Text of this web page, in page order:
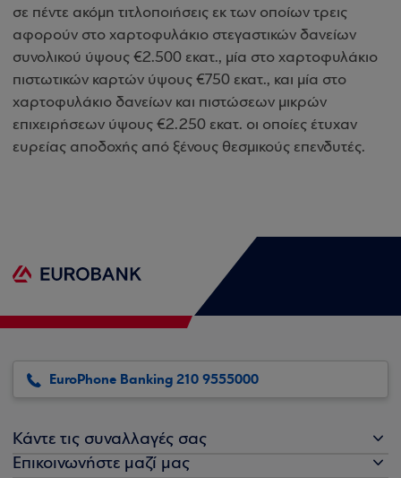
σε πέντε ακόμη τιτλοποιήσεις εκ των οποίων τρεις
αφορούν στο χαρτοφυλάκιο στεγαστικών δανείων
συνολικού ύψους €2.500 εκατ., μία στο χαρτοφυλάκιο
πιστωτικών καρτών ύψους €750 εκατ., και μία στο
χαρτοφυλάκιο δανείων και πιστώσεων μικρών
επιχειρήσεων ύψους €2.250 εκατ. οι οποίες έτυχαν
ευρείας αποδοχής από ξένους θεσμικούς επενδυτές.
EuroPhone Banking 210 9555000
Κάντε τις συναλλαγές σας
Επικοινωνήστε μαζί μας